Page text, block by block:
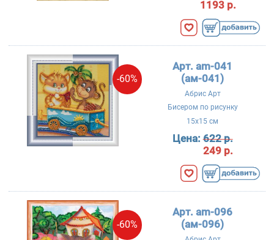
1193 р.
-60%
Арт. am-041
(ам-041)
Абрис Арт
Бисером по рисунку
15x15 см
Цена:622 р.
249 р.
-60%
Арт. am-096
(ам-096)